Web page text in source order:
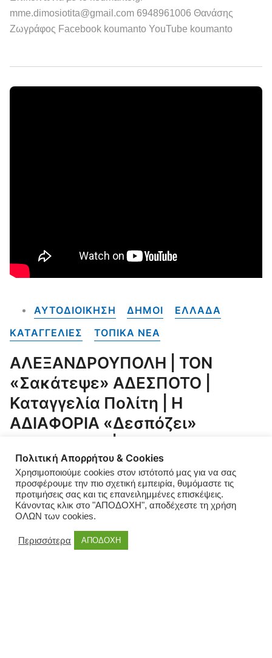
mme.dimosiotita@gmail.com 6948961006 Θανάσης
Ζωγράφος Facebook koumanto YouTube koumanto
ΑΥΤΟΔΙΟΙΚΗΣΗ ΔΗΜΟΙ
ΕΛΛΑΔΑ
ΚΑΤΑΓΓΕΛΙΕΣ
ΤΟΠΙΚΑ NEA
ΑΛΕΞΑΝΔΡΟΥΠΟΛΗ | ΤΟΝ
«σακάτεψε» ΑΔΕΣΠΟΤΟ |
Καταγγελία Πολίτη | Η
ΑΔΙΑΦΟΡΙΑ «δεσπόζει»
ΕΠΙΚΙΝΔΥΝΑ | ΒΙΝΤΕΟ
ΕΞΟΡΓΙΣΤΙΚΗ ΕΙΝΑΙ Η ΚΑΤΑΣΤΑΣΗ ΠΟΥ ΕΠΙΚΡΑΤΕΙ
Πολίτης (τα στοιχεία του οποίου έχουμε στην διάθεσή μας)
παράλληλα με νέα σειρά νομικών ενεργειών σε εξέλιξη
εναντίον του Δήμου Αλεξανδρούπολης, καταγγέλλει την
επίθεση και τον τραυματισμό του, από αδέσποτο σκυλί. Το
περιστατικό Συνέβη στα Νέα Κοιμητήρια
Πολιτική Απορρήτου & Cookies
Χρησιμοποιούμε cookies στον ιστότοπό μας για να σας
προσφέρουμε την πιο σχετική εμπειρία, θυμόμαστε τις
προτιμήσεις σας και τις επανειλημμένες επισκέψεις.
Κάνοντας κλικ στο "ΑΠΟΔΟΧΗ", αποδέχεστε τη χρήση
ΟΛΩΝ των cookies.
Περισσότερα ΑΠΟΔΟΧΗ